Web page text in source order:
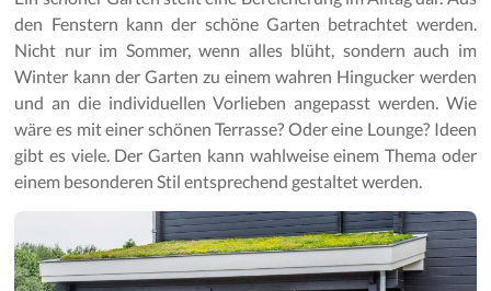
Gartenbau
Gartenpflege
den Fenstern kann der schöne Garten betrachtet werden.
Nicht nur im Sommer, wenn alles blüht, sondern auch im
Winter kann der Garten zu einem wahren Hingucker werden
und an die individuellen Vorlieben angepasst werden. Wie
wäre es mit einer schönen Terrasse? Oder eine Lounge? Ideen
gibt es viele. Der Garten kann wahlweise einem Thema oder
einem besonderen Stil entsprechend gestaltet werden.